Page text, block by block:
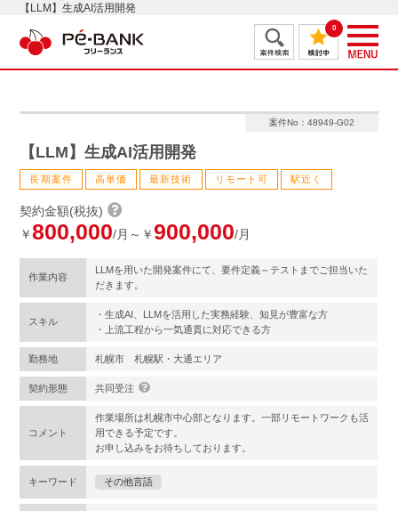
【LLM】生成AI活用開発
0
案件No：48949-G02
【LLM】生成AI活用開発
長期案件 高単価 最新技術 リモート可 駅近く
契約金額(税抜)
￥800,000/月～￥900,000/月
作業内容
LLMを用いた開発案件にて、要件定義～テストまでご担当いた
だきます。
スキル
・生成AI、LLMを活用した実務経験、知見が豊富な方
・上流工程から一気通貫に対応できる方
勤務地 札幌市 札幌駅・大通エリア
契約形態 共同受注
コメント
作業場所は札幌市中心部となります。一部リモートワークも活
用できる予定です。
お申し込みをお待ちしております。
キーワード その他言語